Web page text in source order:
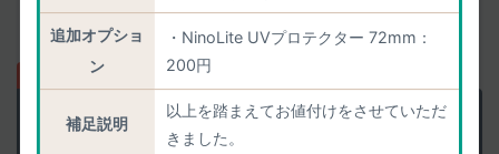
追加オプショ
ン
・NinoLite UVプロテクター 72mm：
200円
補足説明
以上を踏まえてお値付けをさせていただ
きました。
買取代金のお支払いもお待たせしません。
正確な査定価格を 匿名で聞く
当日中に正確に査定します